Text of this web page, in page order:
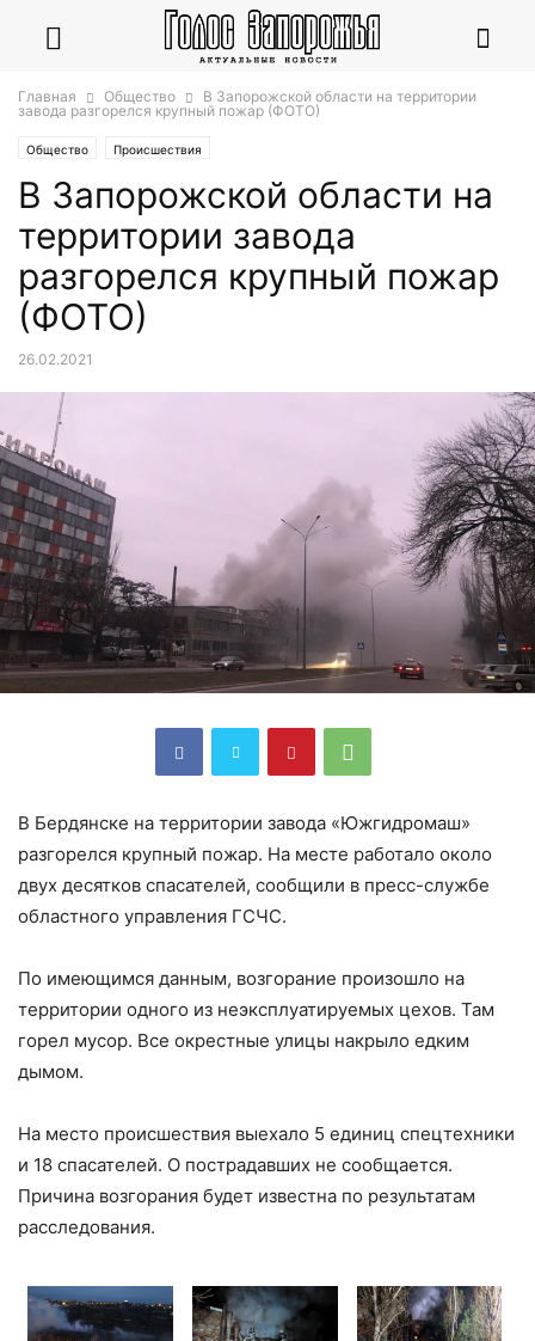
Главная Общество
В Запорожской области на территории
завода разгорелся крупный пожар (ФОТО)
Общество Происшествия
В Запорожской области на
территории завода
разгорелся крупный пожар
(ФОТО)
26.02.2021
В Бердянске на территории завода «Южгидромаш»
разгорелся крупный пожар. На месте работало около
двух десятков спасателей, сообщили в пресс-службе
областного управления ГСЧС.
По имеющимся данным, возгорание произошло на
территории одного из неэксплуатируемых цехов. Там
горел мусор. Все окрестные улицы накрыло едким
дымом.
На место происшествия выехало 5 единиц спецтехники
и 18 спасателей. О пострадавших не сообщается.
Причина возгорания будет известна по результатам
расследования.